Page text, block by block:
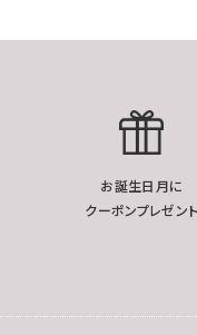
お誕生日月に
クーポンプレゼント